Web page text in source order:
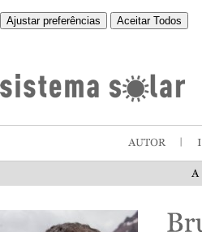
Ajustar preferências Aceitar Todos